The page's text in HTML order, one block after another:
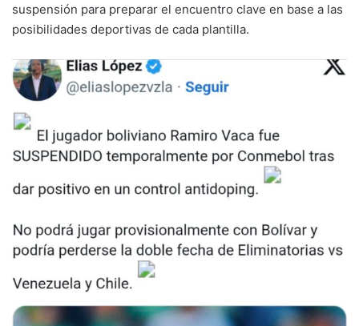
suspensión para preparar el encuentro clave en base a las
posibilidades deportivas de cada plantilla.